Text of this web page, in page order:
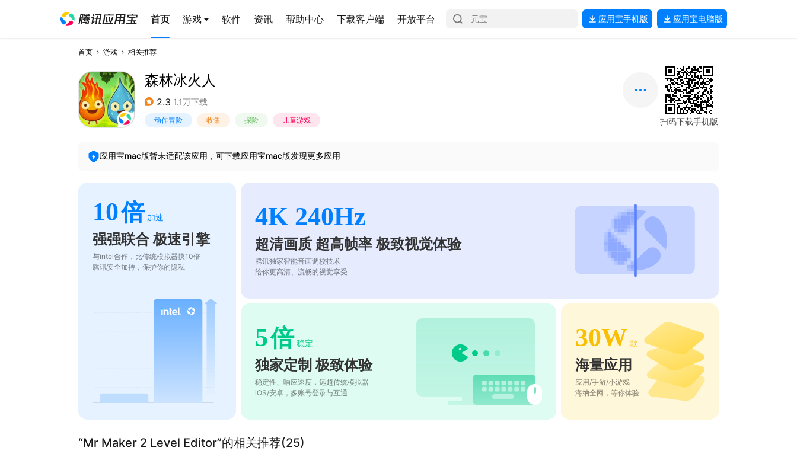
首页 游戏 软件 资讯 帮助中心 下载客户端 开放平台 应用宝手机版 应用宝电脑版
首页 游戏 相关推荐
森林冰火人
2.3 1.1万下载
动作冒险 收集 探险 儿童游戏 扫码下载手机版
应用宝mac版暂未适配该应用，可下载应用宝mac版发现更多应用
10倍 加速
强强联合 极速引擎
与intel合作，比传统模拟器快10倍
腾讯安全加持，保护你的隐私
4K 240Hz
超清画质 超高帧率 极致视觉体验
腾讯独家智能音画调校技术
给你更高清、流畅的视觉享受
5倍 稳定
独家定制 极致体验
稳定性、响应速度，远超传统模拟器
iOS/安卓，多账号登录与互通
30W 款
海量应用
应用/手游/小游戏
海纳全网，等你体验
“Mr Maker 2 Level Editor”的相关推荐(25)